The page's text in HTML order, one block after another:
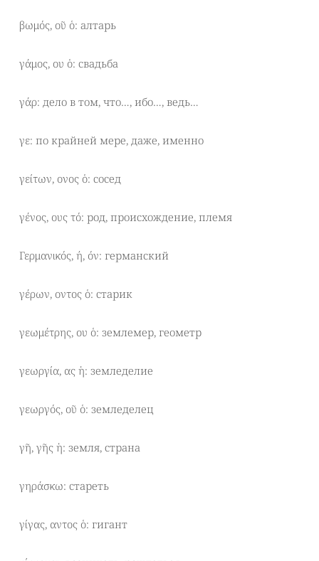
βωμός, οῦ ὁ: алтарь
γάμος, ου ὁ: свадьба
γάρ: дело в том, что…, ибо…, ведь…
γε: по крайней мере, даже, именно
γείτων, ονος ὁ: сосед
γένος, ους τό: род, происхождение, племя
Γερμανικός, ή, όν: германский
γέρων, οντος ὁ: старик
γεωμέτρης, ου ὁ: землемер, геометр
γεωργία, ας ἡ: земледелие
γεωργός, οῦ ὁ: земледелец
γῆ, γῆς ἡ: земля, страна
γηράσκω: стареть
γίγας, αντος ὁ: гигант